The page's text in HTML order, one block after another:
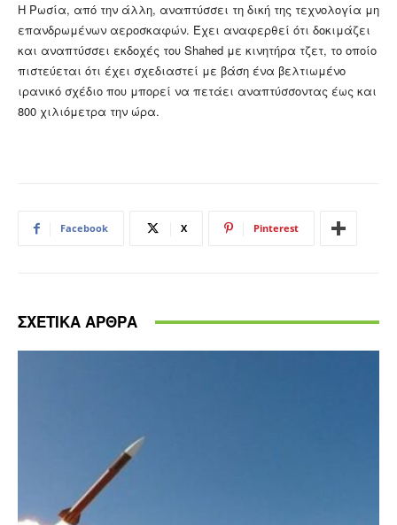
Η Ρωσία, από την άλλη, αναπτύσσει τη δική της τεχνολογία μη
επανδρωμένων αεροσκαφών. Έχει αναφερθεί ότι δοκιμάζει
και αναπτύσσει εκδοχές του Shahed με κινητήρα τζετ, το οποίο
πιστεύεται ότι έχει σχεδιαστεί με βάση ένα βελτιωμένο
ιρανικό σχέδιο που μπορεί να πετάει αναπτύσσοντας έως και
800 χιλιόμετρα την ώρα.
Facebook X Pinterest
ΣΧΕΤΙΚΑ ΑΡΘΡΑ